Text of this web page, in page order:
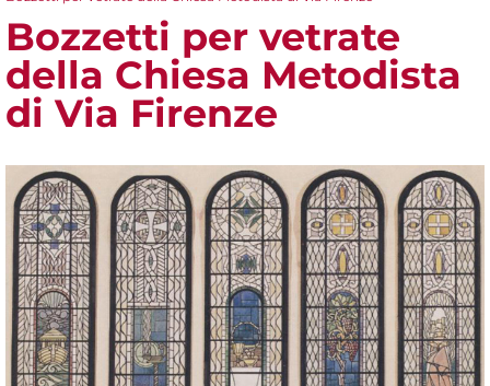
Bozzetti per vetrate
della Chiesa Metodista
di Via Firenze